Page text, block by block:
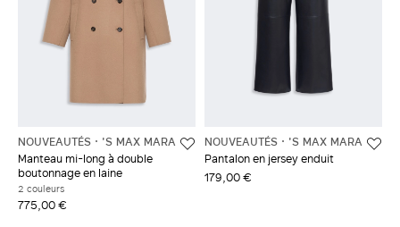
NOUVEAUTÉS
'S MAX MARA
Manteau mi-long à double
boutonnage en laine
2 couleurs
775,00 €
NOUVEAUTÉS
'S MAX MARA
Pantalon en jersey enduit
179,00 €